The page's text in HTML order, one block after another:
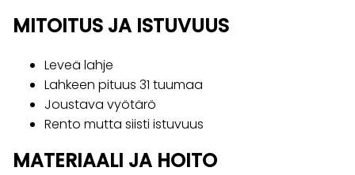
MITOITUS JA ISTUVUUS
Leveä lahje
Lahkeen pituus 31 tuumaa
Joustava vyötärö
Rento mutta siisti istuvuus
MATERIAALI JA HOITO